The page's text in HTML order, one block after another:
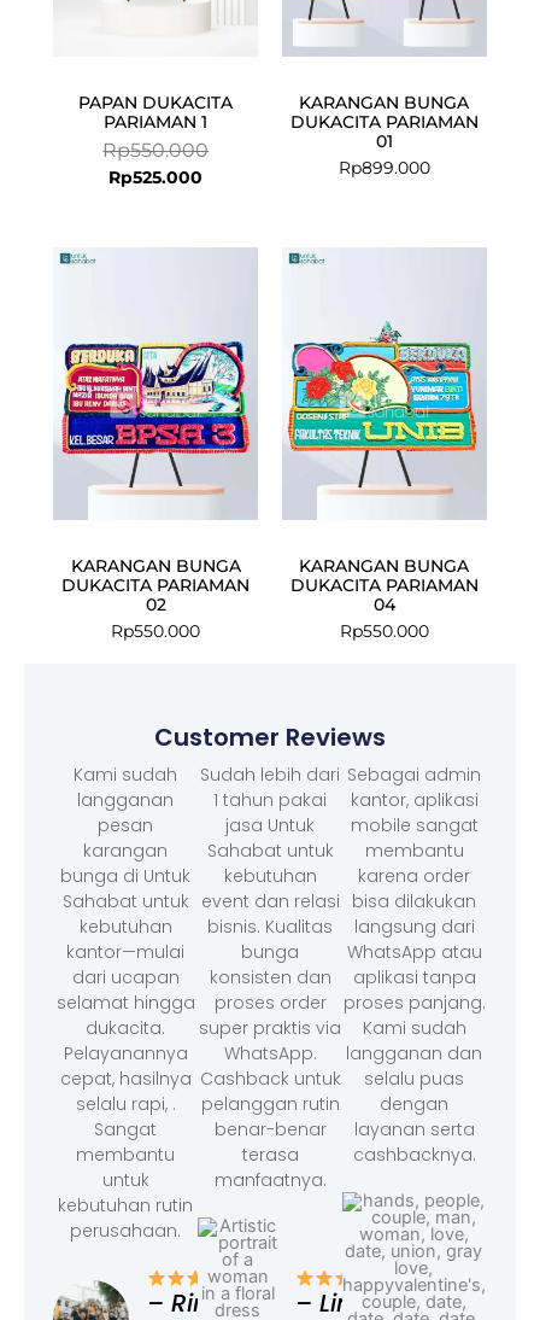
PAPAN DUKACITA
PARIAMAN 1
Rp550.000
Rp525.000
KARANGAN BUNGA
DUKACITA PARIAMAN
01
Rp899.000
KARANGAN BUNGA
DUKACITA PARIAMAN
02
Rp550.000
KARANGAN BUNGA
DUKACITA PARIAMAN
04
Rp550.000
Customer Reviews
Kami sudah
langganan
pesan
karangan
bunga di Untuk
Sahabat untuk
kebutuhan
kantor—mulai
dari ucapan
selamat hingga
dukacita.
Pelayanannya
cepat, hasilnya
selalu rapi, .
Sangat
membantu
untuk
kebutuhan rutin
perusahaan.
– Rina,
Sudah lebih dari
1 tahun pakai
jasa Untuk
Sahabat untuk
kebutuhan
event dan relasi
bisnis. Kualitas
bunga
konsisten dan
proses order
super praktis via
WhatsApp.
Cashback untuk
pelanggan rutin
benar-benar
terasa
manfaatnya.
– Linda,
Sebagai admin
kantor, aplikasi
mobile sangat
membantu
karena order
bisa dilakukan
langsung dari
WhatsApp atau
aplikasi tanpa
proses panjang.
Kami sudah
langganan dan
selalu puas
dengan
layanan serta
cashbacknya.